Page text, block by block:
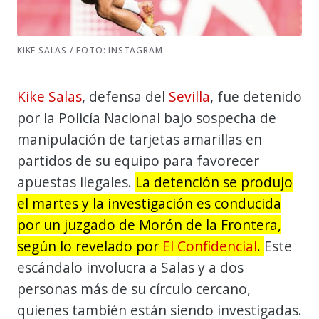
KIKE SALAS / FOTO: INSTAGRAM
Kike Salas, defensa del Sevilla, fue detenido
por la Policía Nacional bajo sospecha de
manipulación de tarjetas amarillas en
partidos de su equipo para favorecer
apuestas ilegales. La detención se produjo
el martes y la investigación es conducida
por un juzgado de Morón de la Frontera,
según lo revelado por El Confidencial. Este
escándalo involucra a Salas y a dos
personas más de su círculo cercano,
quienes también están siendo investigadas.